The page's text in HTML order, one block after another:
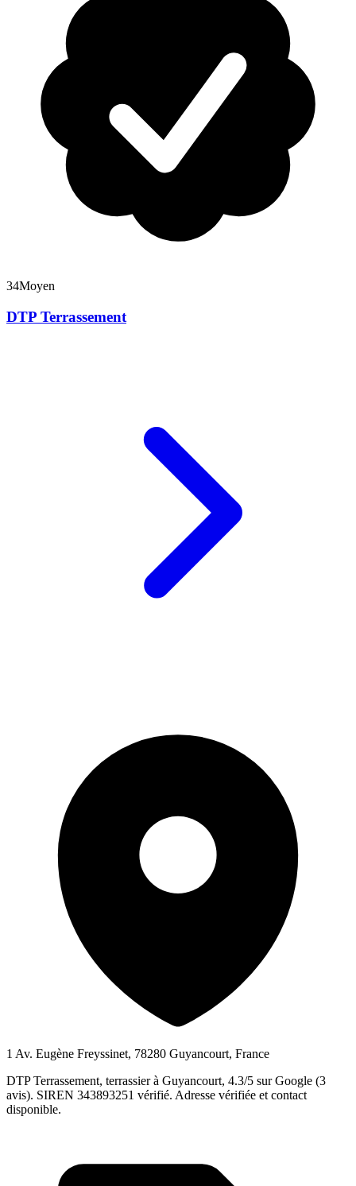
34Moyen
DTP Terrassement
1 Av. Eugène Freyssinet, 78280 Guyancourt, France
DTP Terrassement, terrassier à Guyancourt, 4.3/5 sur Google (3
avis). SIREN 343893251 vérifié. Adresse vérifiée et contact
disponible.